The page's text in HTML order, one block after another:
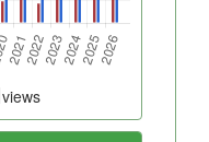
views